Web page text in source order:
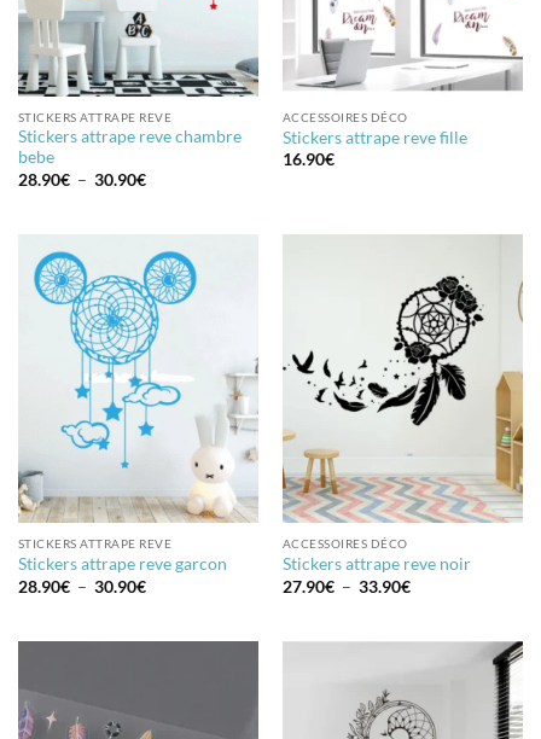
STICKERS ATTRAPE REVE
Stickers attrape reve chambre
bebe
28.90€ – 30.90€Plage
30.90€
ACCESSOIRES DÉCO
Stickers attrape reve fille
16.90€
STICKERS ATTRAPE REVE
Stickers attrape reve garcon
28.90€ – 30.90€Plage
à
ACCESSOIRES DÉCO
Stickers attrape reve noir
27.90€ – 33.90€Plage
à